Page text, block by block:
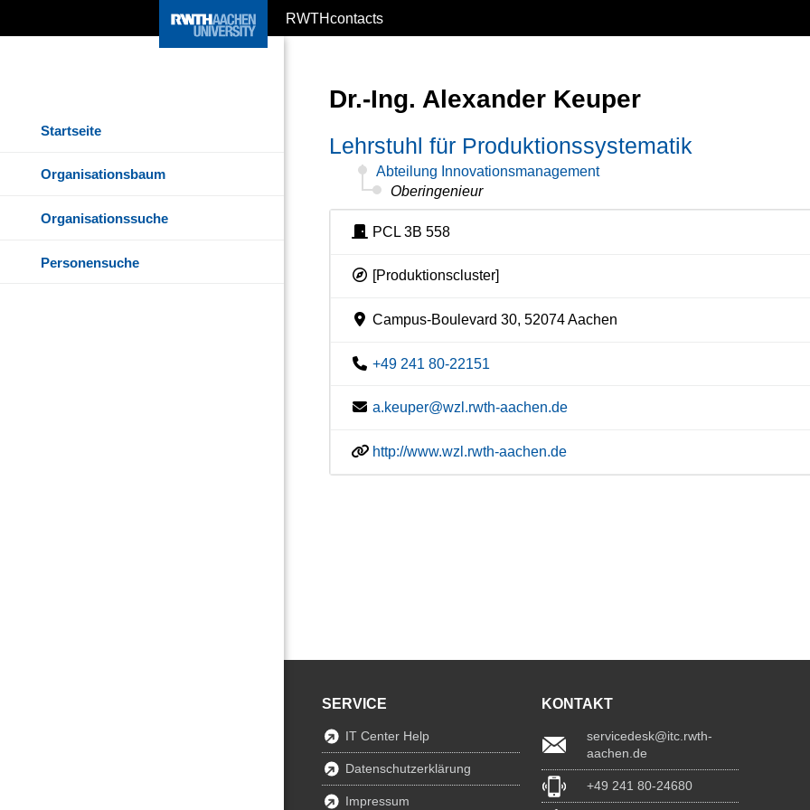
RWTHcontacts
Startseite
Organisationsbaum
Organisationssuche
Personensuche
Dr.-Ing. Alexander Keuper
Lehrstuhl für Produktionssystematik
Abteilung Innovationsmanagement
Oberingenieur
PCL 3B 558
[Produktionscluster]
Campus-Boulevard 30, 52074 Aachen
+49 241 80-22151
a.keuper@wzl.rwth-aachen.de
http://www.wzl.rwth-aachen.de
SERVICE
IT Center Help
Datenschutzerklärung
Impressum
KONTAKT
servicedesk@itc.rwth-
aachen.de
+49 241 80-24680